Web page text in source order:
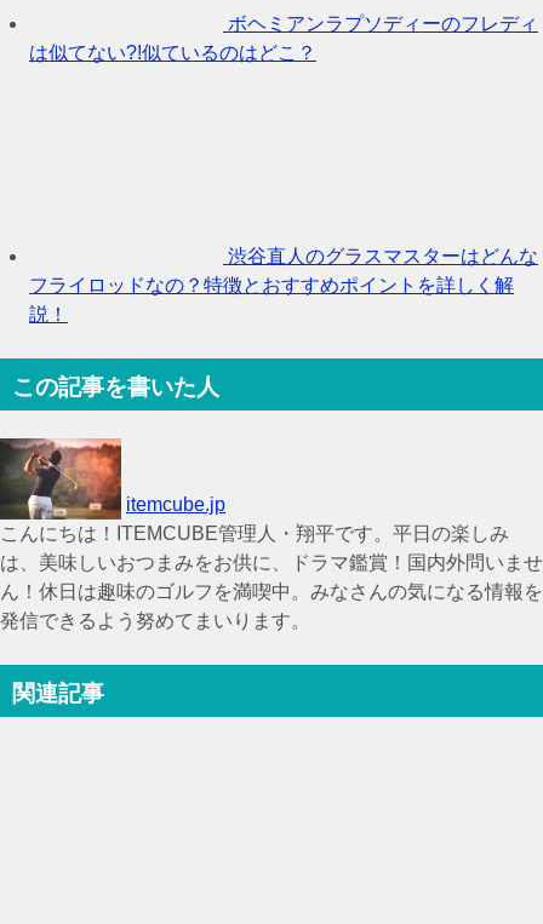
ボヘミアンラプソディーのフレディ
は似てない?!似ているのはどこ？
渋谷直人のグラスマスターはどんな
フライロッドなの？特徴とおすすめポイントを詳しく解
説！
この記事を書いた人
itemcube.jp
こんにちは！ITEMCUBE管理人・翔平です。平日の楽しみ
は、美味しいおつまみをお供に、ドラマ鑑賞！国内外問いませ
ん！休日は趣味のゴルフを満喫中。みなさんの気になる情報を
発信できるよう努めてまいります。
関連記事